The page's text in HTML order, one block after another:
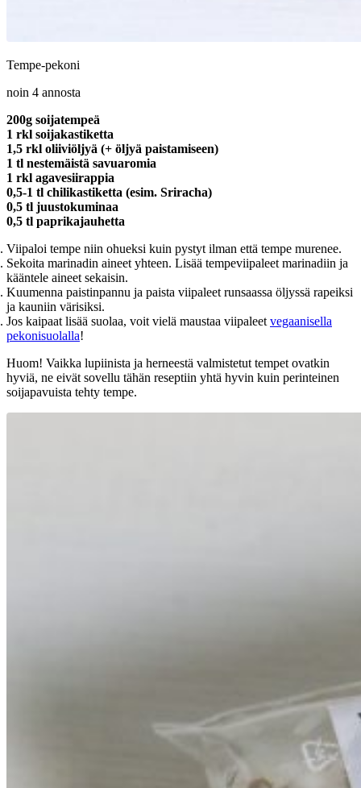
Tempe-pekoni
noin 4 annosta
200g soijatempeä
1 rkl soijakastiketta
1,5 rkl oliiviöljyä (+ öljyä paistamiseen)
1 tl nestemäistä savuaromia
1 rkl agavesiirappia
0,5-1 tl chilikastiketta (esim. Sriracha)
0,5 tl juustokuminaa
0,5 tl paprikajauhetta
Viipaloi tempe niin ohueksi kuin pystyt ilman että tempe murenee.
Sekoita marinadin aineet yhteen. Lisää tempeviipaleet marinadiin ja
kääntele aineet sekaisin.
Kuumenna paistinpannu ja paista viipaleet runsaassa öljyssä rapeiksi
ja kauniin värisiksi.
Jos kaipaat lisää suolaa, voit vielä maustaa viipaleet vegaanisella
pekonisuolalla!
Huom! Vaikka lupiinista ja herneestä valmistetut tempet ovatkin
hyviä, ne eivät sovellu tähän reseptiin yhtä hyvin kuin perinteinen
soijapavuista tehty tempe.